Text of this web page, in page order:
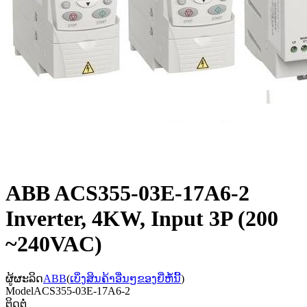
ABB ACS355-03E-17A6-2
Inverter, 4KW, Input 3P (200
~240VAC)
ຜູ້ຜະລິດABB(ເບິ່ງສິນຄ້າອື່ນໆຂອງຍີ່ຫໍ້ນີ້)
ModelACS355-03E-17A6-2
ຕິດຕໍ່